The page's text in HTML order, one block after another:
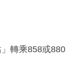
轉乘858或880